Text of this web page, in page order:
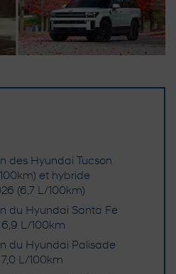
des Hyundai Tucson
et hybride
(6,7 L/100km)
du Hyundai Santa Fe
L/100km
du Hyundai Palisade
L/100km